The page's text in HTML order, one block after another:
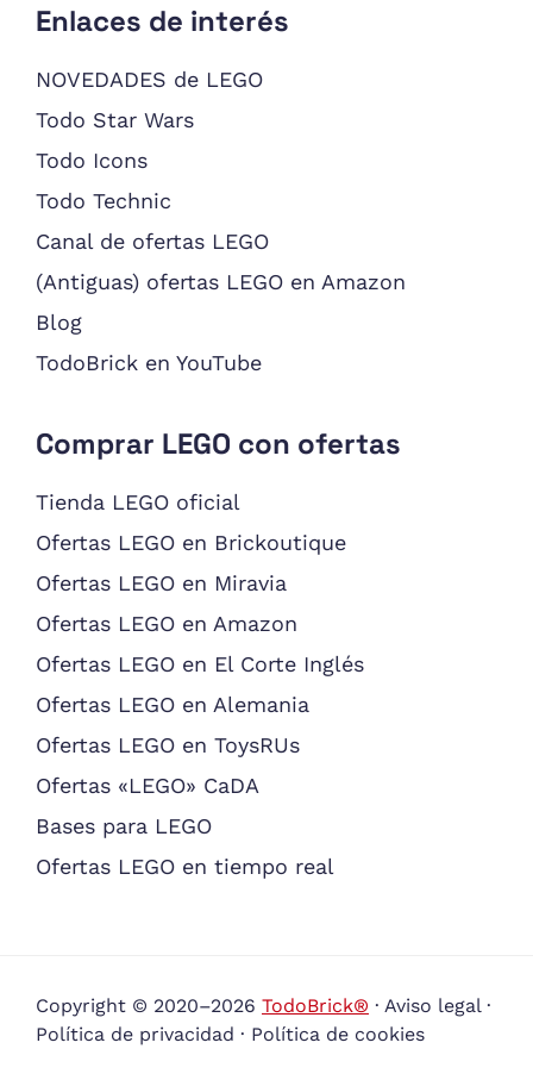
Enlaces de interés
NOVEDADES de LEGO
Todo Star Wars
Todo Icons
Todo Technic
Canal de ofertas LEGO
(Antiguas) ofertas LEGO en Amazon
Blog
TodoBrick en YouTube
Comprar LEGO con ofertas
Tienda LEGO oficial
Ofertas LEGO en Brickoutique
Ofertas LEGO en Miravia
Ofertas LEGO en Amazon
Ofertas LEGO en El Corte Inglés
Ofertas LEGO en Alemania
Ofertas LEGO en ToysRUs
Ofertas «LEGO» CaDA
Bases para LEGO
Ofertas LEGO en tiempo real
Copyright © 2020–2026 TodoBrick® · Aviso legal·
Política de privacidad · Política de cookies